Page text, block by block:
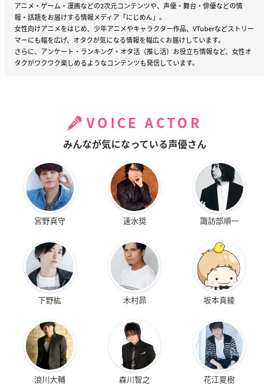
アニメ・ゲーム・漫画などの2次元コンテンツや、声優・舞台・俳優などの情
報・話題をお届けする情報メディア「にじめん」。
女性向けアニメをはじめ、少年アニメやキャラクター作品、VTuberなどストリー
マーにも幅を広げ、オタクが気になる情報を幅広くお届けしています。
さらに、アンケート・ランキング・オタ活（推し活）お役立ち情報など、女性オ
タクがワクワク楽しめるようなコンテンツも発信しています。
VOICE ACTOR
みんなが気になっている声優さん
宮野真守 速水奨 諏訪部順一
下野紘 木村昴 坂本真綾
浪川大輔 森川智之 花江夏樹